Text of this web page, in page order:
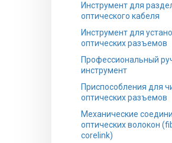
Инструмент для
оптического кабеля
Инструмент для
оптических разъемов
Профессиональный
инструмент
Приспособления для
оптических разъемов
Механические
оптических волокон
corelink)